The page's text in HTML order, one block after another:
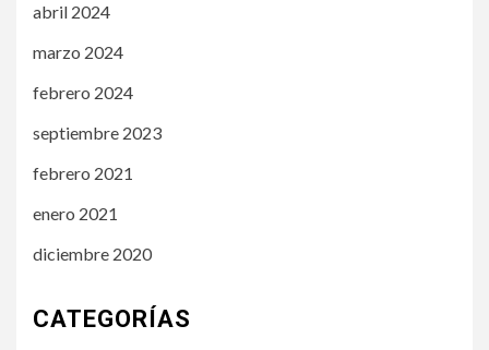
abril 2024
marzo 2024
febrero 2024
septiembre 2023
febrero 2021
enero 2021
diciembre 2020
CATEGORÍAS